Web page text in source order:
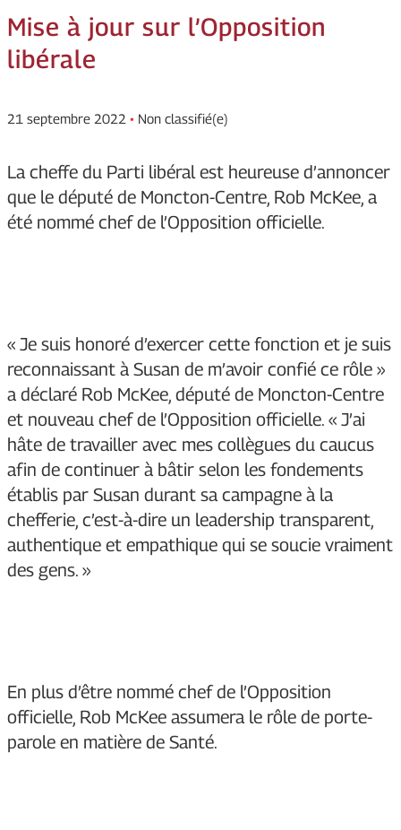
Mise à jour sur l’Opposition
libérale
21 septembre 2022 • Non classifié(e)
La cheffe du Parti libéral est heureuse d’annoncer
que le député de Moncton-Centre, Rob McKee, a
été nommé chef de l’Opposition officielle.
« Je suis honoré d’exercer cette fonction et je suis
reconnaissant à Susan de m’avoir confié ce rôle »
a déclaré Rob McKee, député de Moncton-Centre
et nouveau chef de l’Opposition officielle. « J’ai
hâte de travailler avec mes collègues du caucus
afin de continuer à bâtir selon les fondements
établis par Susan durant sa campagne à la
chefferie, c’est-à-dire un leadership transparent,
authentique et empathique qui se soucie vraiment
des gens. »
En plus d’être nommé chef de l’Opposition
officielle, Rob McKee assumera le rôle de porte-
parole en matière de Santé.